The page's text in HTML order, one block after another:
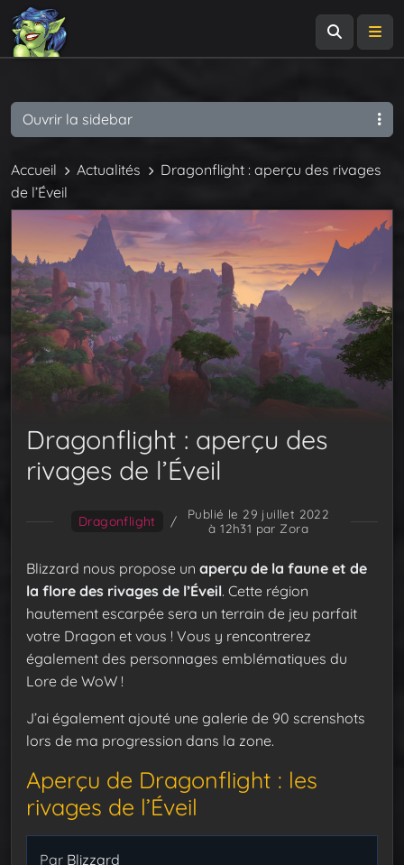
Accueil Actualités
Dragonflight : aperçu des rivages
de l’Éveil
Dragonflight : aperçu des
rivages de l’Éveil
Dragonflight /
Publié le 29 juillet 2022
à 12h31 par Zora
Blizzard nous propose un aperçu de la faune et de
la flore des rivages de l’Éveil. Cette région
hautement escarpée sera un terrain de jeu parfait
votre Dragon et vous ! Vous y rencontrerez
également des personnages emblématiques du
Lore de WoW !
J’ai également ajouté une galerie de 90 screnshots
lors de ma progression dans la zone.
Aperçu de Dragonflight : les
rivages de l’Éveil
Par Blizzard
Ouvrir la sidebar